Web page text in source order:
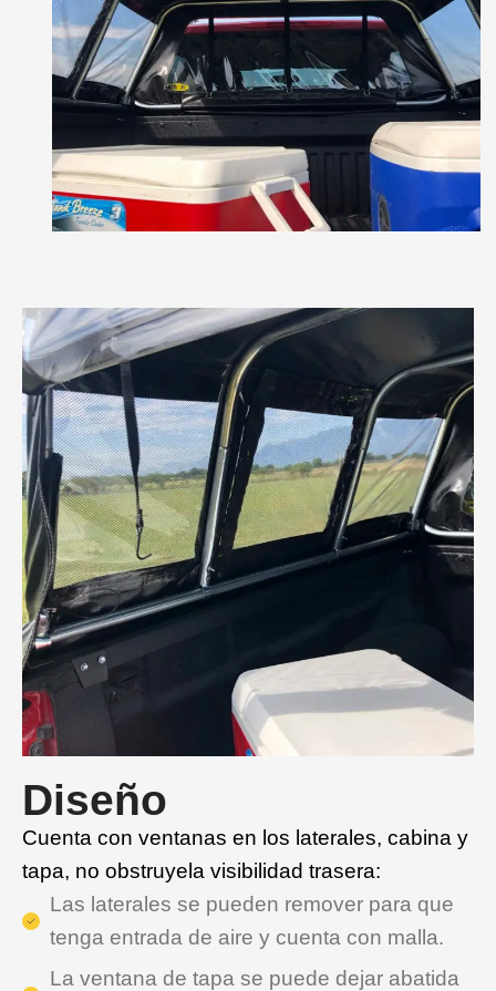
Diseño
Cuenta con ventanas en los laterales, cabina y
tapa, no obstruyela visibilidad trasera:
Las laterales se pueden remover para que
tenga entrada de aire y cuenta con malla.
La ventana de tapa se puede dejar abatida